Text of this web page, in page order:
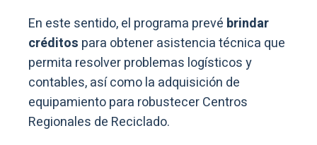
En este sentido, el programa prevé brindar
créditos para obtener asistencia técnica que
permita resolver problemas logísticos y
contables, así como la adquisición de
equipamiento para robustecer Centros
Regionales de Reciclado.